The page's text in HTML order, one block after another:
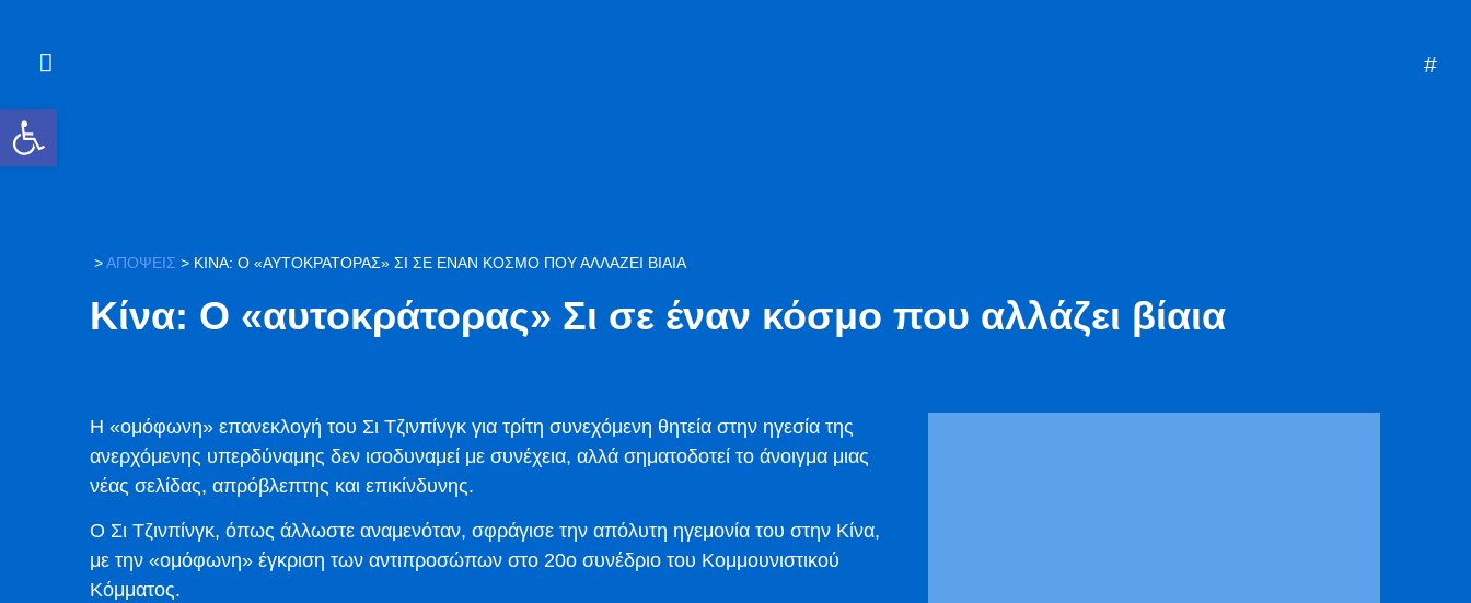
Ανοίξτε τη γραμμή εργαλείων
#mazi
>ΑΠΟΨΕΙΣ > ΚΊΝΑ: Ο «ΑΥΤΟΚΡΆΤΟΡΑΣ» ΣΙ ΣΕ ΈΝΑΝ ΚΌΣΜΟ ΠΟΥ ΑΛΛΆΖΕΙ ΒΊΑΙΑ
Κίνα: Ο «αυτοκράτορας» Σι σε έναν κόσμο που αλλάζει βίαια
Η «ομόφωνη» επανεκλογή του Σι Τζινπίνγκ για τρίτη συνεχόμενη θητεία στην ηγεσία της
ανερχόμενης υπερδύναμης δεν ισοδυναμεί με συνέχεια, αλλά σηματοδοτεί το άνοιγμα μιας
νέας σελίδας, απρόβλεπτης και επικίνδυνης.
Ο Σι Τζινπίνγκ, όπως άλλωστε αναμενόταν, σφράγισε την απόλυτη ηγεμονία του στην Κίνα,
με την «ομόφωνη» έγκριση των αντιπροσώπων στο 20ο συνέδριο του Κομμουνιστικού
Κόμματος.